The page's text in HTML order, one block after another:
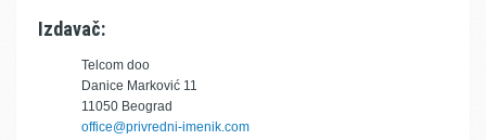
Izdavač:
Telcom doo
Danice Marković 11
11050 Beograd
office@privredni-imenik.com